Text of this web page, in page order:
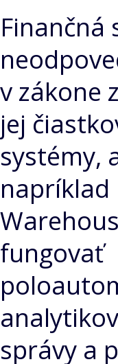
Finančná
v zákone
jej
systémy,
napríklad
fungovať
správy a